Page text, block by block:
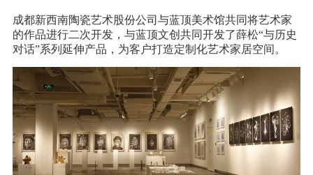
成都新西南陶瓷艺术股份公司与蓝顶美术馆共同将艺术家
的作品进行二次开发，与蓝顶文创共同开发了薛松“与历史
对话”系列延伸产品，为客户打造定制化艺术家居空间。